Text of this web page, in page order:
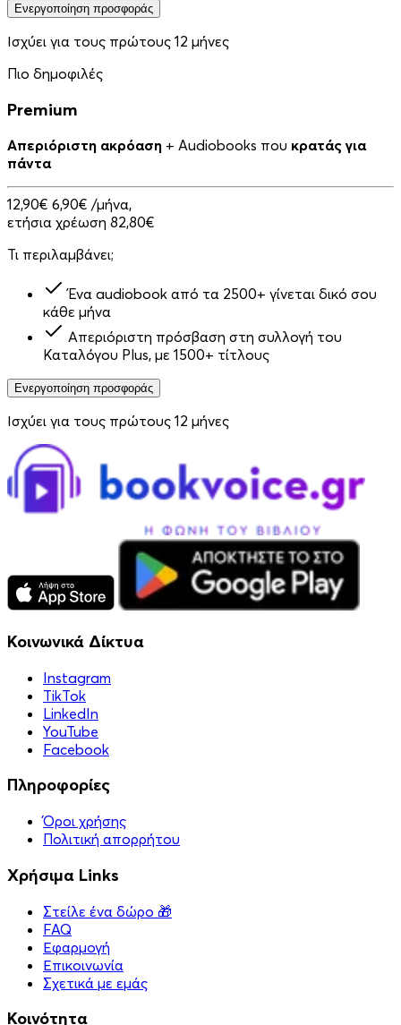
Ενεργοποίηση προσφοράς
Ισχύει για τους πρώτους 12 μήνες
Πιο δημοφιλές
Premium
Απεριόριστη ακρόαση + Audiobooks που κρατάς για
πάντα
12,90€ 6,90€ /μήνα,
ετήσια χρέωση 82,80€
Τι περιλαμβάνει;
Ένα audiobook από τα 2500+ γίνεται δικό σου
κάθε μήνα
Απεριόριστη πρόσβαση στη συλλογή του
Καταλόγου Plus, με 1500+ τίτλους
Ενεργοποίηση προσφοράς
Ισχύει για τους πρώτους 12 μήνες
Κοινωνικά Δίκτυα
Instagram
TikTok
LinkedIn
YouTube
Facebook
Πληροφορίες
Όροι χρήσης
Πολιτική απορρήτου
Χρήσιμα Links
Στείλε ένα δώρο 🎁
FAQ
Εφαρμογή
Επικοινωνία
Σχετικά με εμάς
Κοινότητα